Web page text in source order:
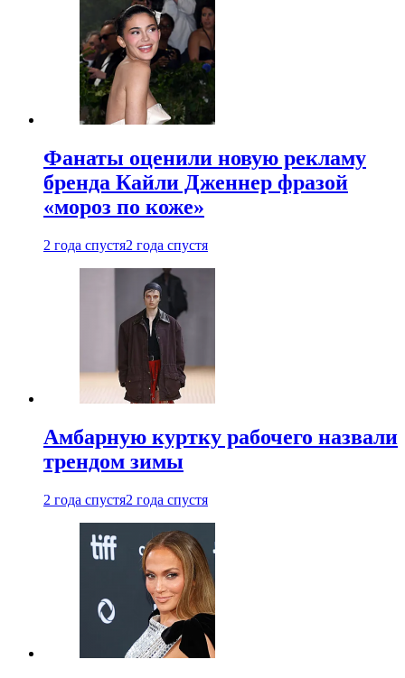
Фанаты оценили новую рекламу
бренда Кайли Дженнер фразой
«мороз по коже»
2 года спустя2 года спустя
Амбарную куртку рабочего назвали
трендом зимы
2 года спустя2 года спустя